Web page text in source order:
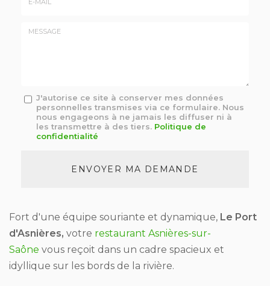
Message
J'autorise ce site à conserver mes données
personnelles transmises via ce formulaire. Nous
nous engageons à ne jamais les diffuser ni à
les transmettre à des tiers. Politique de
confidentialité
ENVOYER MA DEMANDE
Fort d'une équipe souriante et dynamique, Le Port
d'Asnières, votre restaurant Asnières-sur-
Saône vous reçoit dans un cadre spacieux et
idyllique sur les bords de la rivière.